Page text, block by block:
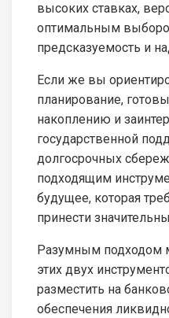
высоких ставках,
оптимальным
предсказуемость и
Если же вы
планирование,
накоплению и
государственной
долгосрочных
подходящим
будущее, которая
принести
Разумным подходом
этих двух
разместить на
обеспечения